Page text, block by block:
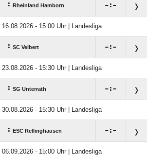
: Rheinland Hamborn :
- 15:00 Uhr | Landesliga
: SC Velbert :
- 15:30 Uhr | Landesliga
: SG Unterrath :
- 15:30 Uhr | Landesliga
: ESC Rellinghausen :
- 15:00 Uhr | Landesliga